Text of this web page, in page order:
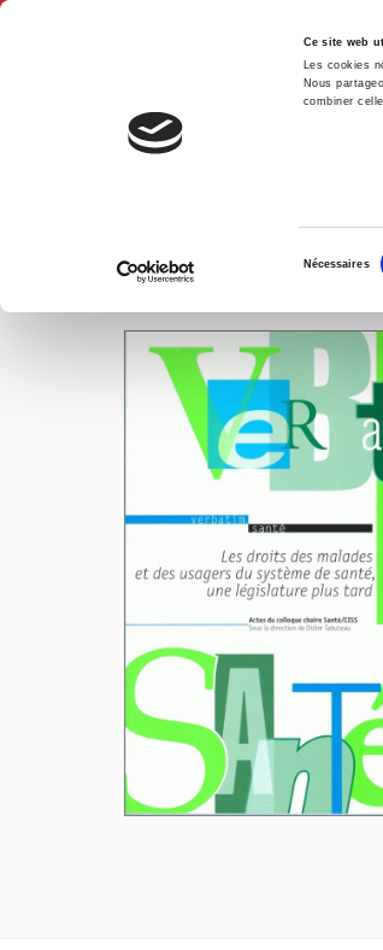
Ce site web
Les cookies
Nous
combiner
consentement
Nécessaires
IMAGES